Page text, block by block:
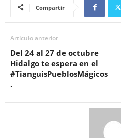
Compartir
Artículo anterior
Del 24 al 27 de octubre
Hidalgo te espera en el
#TianguisPueblosMágicos
.